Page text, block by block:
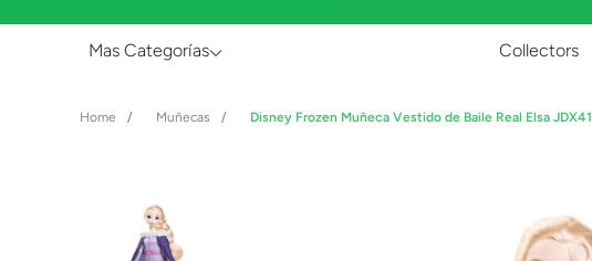
Mas Categorías
Creatividad y Arte
Collectors
Muñecas Disney Frozen Muñeca Vestido de Baile Real Elsa JDX41